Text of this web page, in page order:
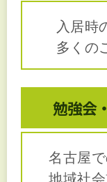
入居時
多くの
勉強会
名古屋
地域社